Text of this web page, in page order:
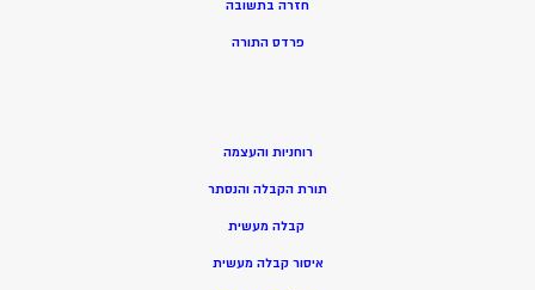
חזרה בתשובה
פרדס התורה
רוחניות והעצמה
תורת הקבלה והנסתר
קבלה מעשית
איסור קבלה מעשית